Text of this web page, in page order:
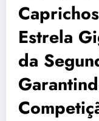
Estrela
da